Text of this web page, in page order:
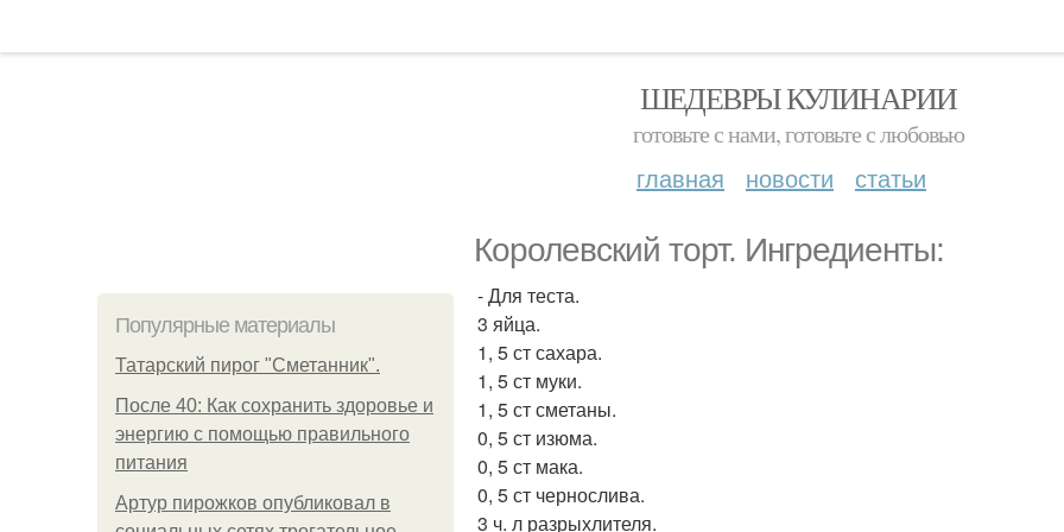
ШЕДЕВРЫ КУЛИНАРИИ
готовьте с нами, готовьте с любовью
главная новости статьи
Королевский торт. Ингредиенты:
Популярные материалы
Татарский пирог "Сметанник".
После 40: Как сохранить здоровье и
энергию с помощью правильного
питания
Артур пирожков опубликовал в
- Для теста.
3 яйца.
1, 5 ст сахара.
1, 5 ст муки.
1, 5 ст сметаны.
0, 5 ст изюма.
0, 5 ст мака.
0, 5 ст чернослива.
3 ч. л разрыхлителя.